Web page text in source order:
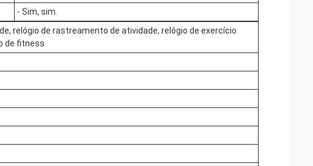
- Sim, sim.
relógio de rastreamento de atividade, relógio de exercício
de fitness